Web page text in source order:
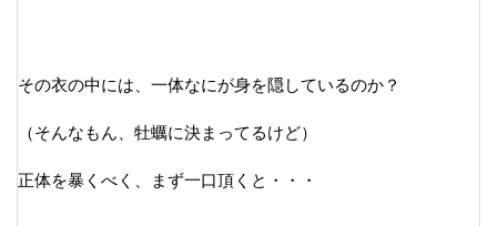
その衣の中には、一体なにが身を隠しているのか？
（そんなもん、牡蠣に決まってるけど）
正体を暴くべく、まず一口頂くと・・・